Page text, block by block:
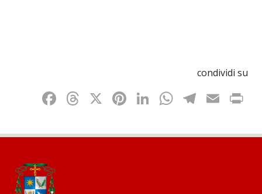
condividi su
Facebook
Threads
X Pinterest
LinkedIn